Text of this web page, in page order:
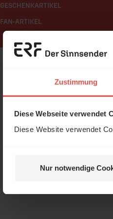
Zustimmung
Diese Webseite verwendet
Diese Website verwendet
Nur notwendige
GESCHENKARTIKEL
FAN-ARTIKEL